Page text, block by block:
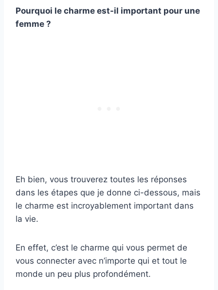
Pourquoi le charme est-il important pour une
femme ?
Eh bien, vous trouverez toutes les réponses
dans les étapes que je donne ci-dessous, mais
le charme est incroyablement important dans
la vie.
En effet, c’est le charme qui vous permet de
vous connecter avec n’importe qui et tout le
monde un peu plus profondément.